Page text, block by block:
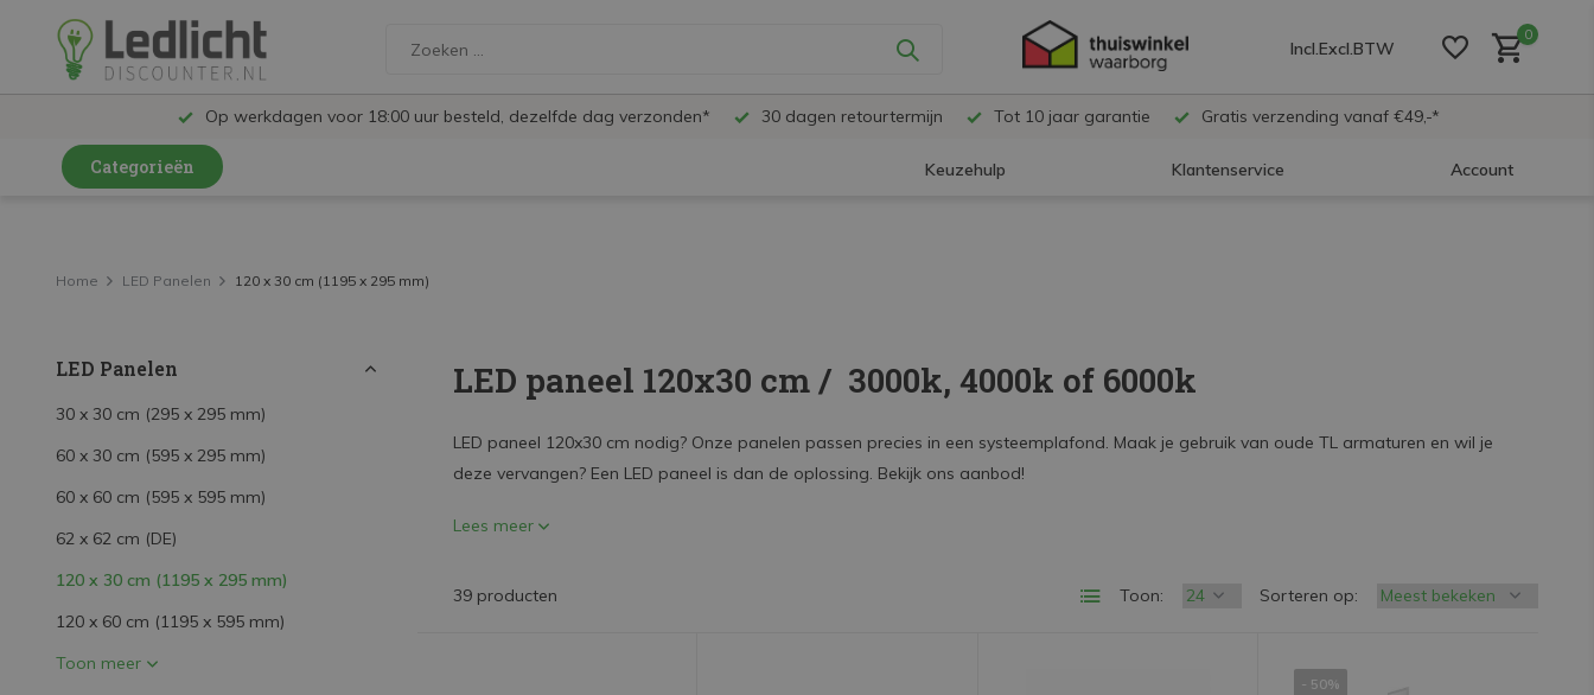
Incl.Excl.BTW
0
Op werkdagen voor 18:00 uur besteld, dezelfde dag verzonden* 30 dagen retourtermijn Tot 10 jaar garantie Gratis verzending vanaf €49,-*
Categorieën Keuzehulp Klantenservice Account
LED Railspots
LED TL
LED Plafondlampen en Wandlampen
LED Schijnwerpers
LED High Bay lampen
LED Strips
Decoratieve verlichting
LED Buitenverlichting
LED Noodverlichting
Home LED Panelen 120 x 30 cm (1195 x 295 mm)
LED Panelen
30 x 30 cm (295 x 295 mm)
60 x 30 cm (595 x 295 mm)
60 x 60 cm (595 x 595 mm)
62 x 62 cm (DE)
120 x 30 cm (1195 x 295 mm)
120 x 60 cm (1195 x 595 mm)
Toon meer
LED paneel 120x30 cm /  3000k, 4000k of 6000k
LED paneel 120x30 cm nodig? Onze panelen passen precies in een systeemplafond. Maak je gebruik van oude TL armaturen en wil je
deze vervangen? Een LED paneel is dan de oplossing. Bekijk ons aanbod!
Lees meer
39 producten Toon: Sorteren op:
- 50%